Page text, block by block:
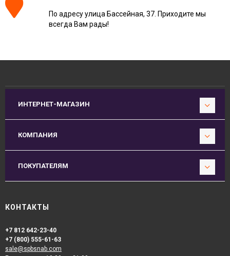
По адресу улица Бассейная, 37. Приходите мы
всегда Вам рады!
ИНТЕРНЕТ-МАГАЗИН
КОМПАНИЯ
ПОКУПАТЕЛЯМ
КОНТАКТЫ
+7 812 642-23-40
+7 (800) 555-61-63
sale@spbsnab.com